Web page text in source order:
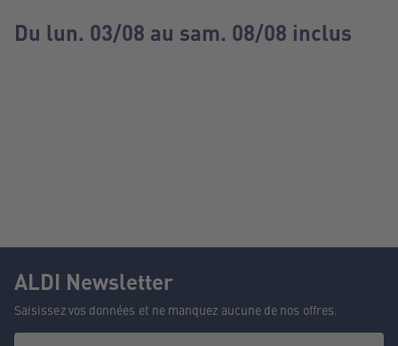
Du lun. 03/08 au sam. 08/08 inclus
ALDI Newsletter
Saisissez vos données et ne manquez aucune de nos offres.